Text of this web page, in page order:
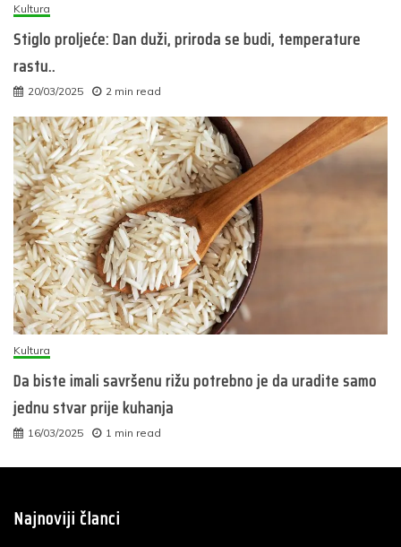
Kultura
Stiglo proljeće: Dan duži, priroda se budi, temperature
rastu..
20/03/2025 2 min read
Kultura
Da biste imali savršenu rižu potrebno je da uradite samo
jednu stvar prije kuhanja
16/03/2025 1 min read
Najnoviji članci